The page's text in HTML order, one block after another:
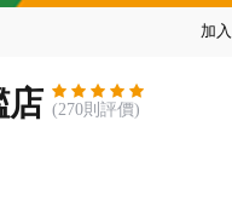
加
店 (270則評價)